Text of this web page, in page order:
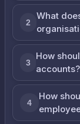
2
What
3
How
accounts?
4
How